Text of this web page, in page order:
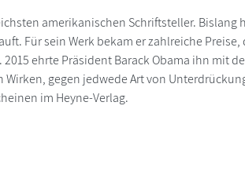
amerikanischen Schriftsteller. Bislang
Für sein Werk bekam er zahlreiche Preise,
ehrte Präsident Barack Obama ihn mit
Wirken, gegen jedwede Art von
im Heyne-Verlag.